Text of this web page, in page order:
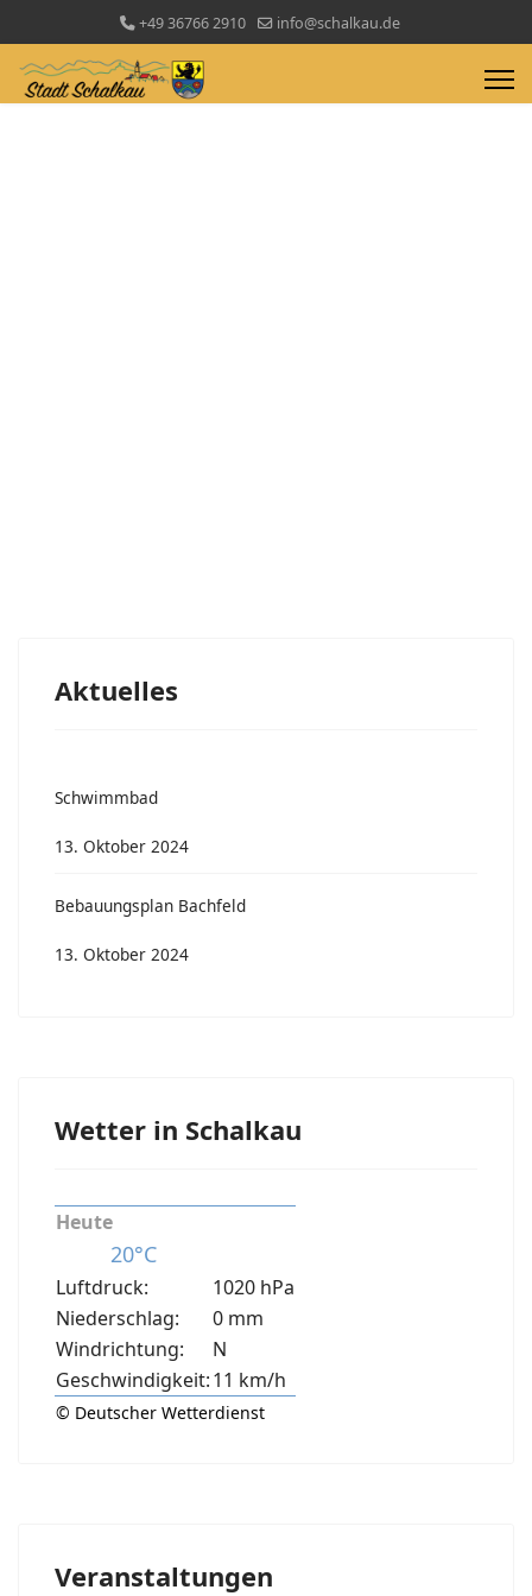
+49 36766 2910 info@schalkau.de
Aktuelles
Schwimmbad
13. Oktober 2024
Bebauungsplan Bachfeld
13. Oktober 2024
Wetter in Schalkau
Heute
20°C
Luftdruck:
1020 hPa
Niederschlag:
0 mm
Windrichtung:
N
Geschwindigkeit:11 km/h
© Deutscher Wetterdienst
Veranstaltungen